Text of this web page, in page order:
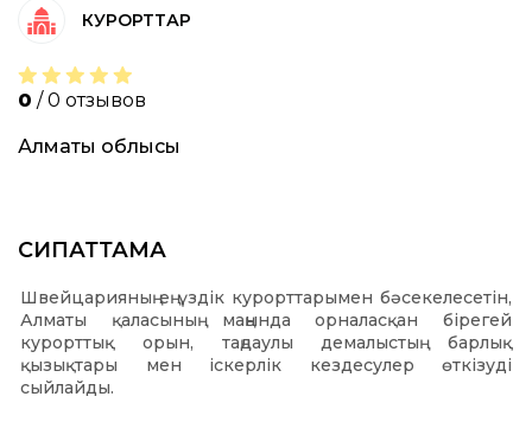
КУРОРТТАР
0 / 0 отзывов
Алматы облысы
СИПАТТАМА
Швейцарияның ең үздік курорттарымен бәсекелесетін,
Алматы қаласының маңында орналасқан бірегей
курорттық орын, таңдаулы демалыстың барлық
қызықтары мен іскерлік кездесулер өткізуді
сыйлайды.